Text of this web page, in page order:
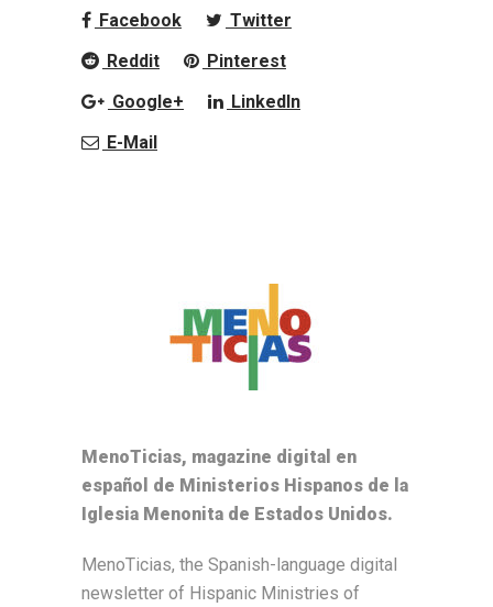
Facebook
Twitter
Reddit
Pinterest
Google+
LinkedIn
E-Mail
MenoTicias, magazine digital en
español de Ministerios Hispanos de la
Iglesia Menonita de Estados Unidos.
MenoTicias, the Spanish-language digital
newsletter of Hispanic Ministries of